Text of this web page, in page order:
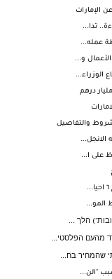
الإمارات
تدا...
عمله...
و...
الوزراء...
والتفاصيل
على ا...
المو...
הלך ...
מהעם הפלסטי...
שהמחיר בח...
"الن...